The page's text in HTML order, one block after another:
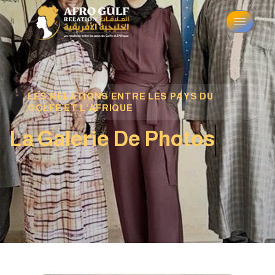
LES RELATIONS ENTRE LES PAYS DU
GOLFE ET L’AFRIQUE
La Galerie De Photos